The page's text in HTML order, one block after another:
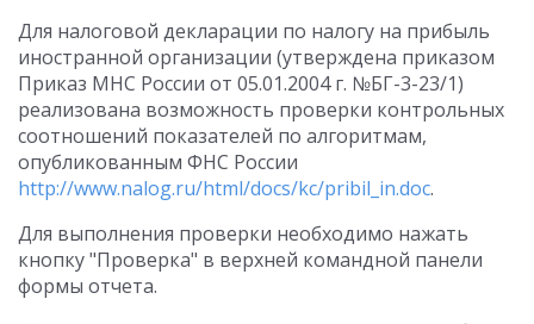
Для налоговой декларации по налогу на прибыль
иностранной организации (утверждена приказом
Приказ МНС России от 05.01.2004 г. №БГ-3-23/1)
реализована возможность проверки контрольных
соотношений показателей по алгоритмам,
опубликованным ФНС России
http://www.nalog.ru/html/docs/kc/pribil_in.doc.
Для выполнения проверки необходимо нажать
кнопку "Проверка" в верхней командной панели
формы отчета.